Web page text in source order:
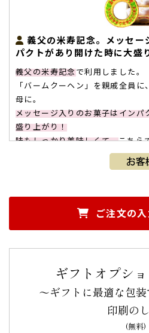
義父の米寿記念。メッセー
パクトがあり開けた時に大盛
義父の米寿記念 で利用しました。
「バームクーヘン」を親戚全員
母に。
メッセージ入りのお菓子はインパ
盛り上がり！
味もしっかり美味しくて、こちら
ありがとうございました。（ゆう
オリジナル
オリジナルメ
様(0.6号/1本入り/木箱入り)
設立20年記念としてメン
っきり「食べるのがもったい
ご注文の
ギフトオプシ
～ギフトに最適な包
印刷の
(無料)